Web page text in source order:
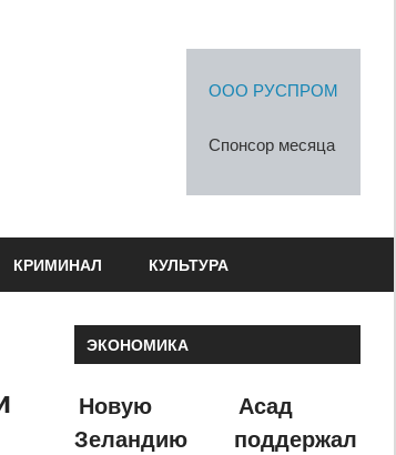
ООО РУСПРОМ
Спонсор месяца
КРИМИНАЛ КУЛЬТУРА
ЭКОНОМИКА
Новую
Зеландию
Асад
поддержал